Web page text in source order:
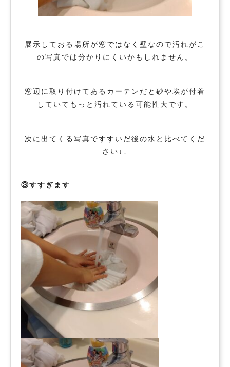
展示しておる場所が窓ではなく壁なので汚れがこ
の写真では分かりにくいかもしれません。
窓辺に取り付けてあるカーテンだと砂や埃が付着
していてもっと汚れている可能性大です。
次に出てくる写真ですすいだ後の水と比べてくだ
さい↓↓
③すすぎます